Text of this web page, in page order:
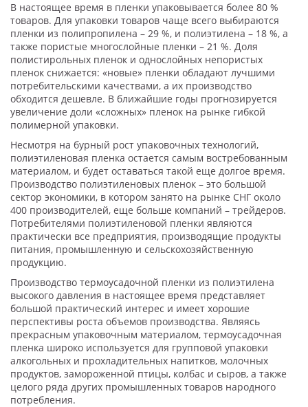
В настоящее время в пленки упаковывается более 80 %
товаров. Для упаковки товаров чаще всего выбираются
пленки из полипропилена – 29 %, и полиэтилена – 18 %, а
также пористые многослойные пленки – 21 %. Доля
полистирольных пленок и однослойных непористых
пленок снижается: «новые» пленки обладают лучшими
потребительскими качествами, а их производство
обходится дешевле. В ближайшие годы прогнозируется
увеличение доли «сложных» пленок на рынке гибкой
полимерной упаковки.
Несмотря на бурный рост упаковочных технологий,
полиэтиленовая пленка остается самым востребованным
материалом, и будет оставаться такой еще долгое время.
Производство полиэтиленовых пленок – это большой
сектор экономики, в котором занято на рынке СНГ около
400 производителей, еще больше компаний – трейдеров.
Потребителями полиэтиленовой пленки являются
практически все предприятия, производящие продукты
питания, промышленную и сельскохозяйственную
продукцию.
Производство термоусадочной пленки из полиэтилена
высокого давления в настоящее время представляет
большой практический интерес и имеет хорошие
перспективы роста объемов производства. Являясь
прекрасным упаковочным материалом, термоусадочная
пленка широко используется для групповой упаковки
алкогольных и прохладительных напитков, молочных
продуктов, замороженной птицы, колбас и сыров, а также
целого ряда других промышленных товаров народного
потребления.